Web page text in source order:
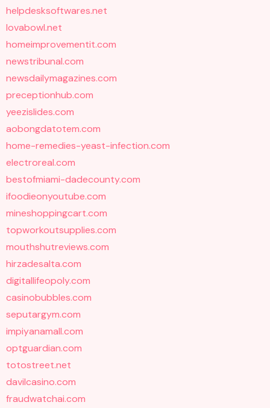
helpdesksoftwares.net
lovabowl.net
homeimprovementit.com
newstribunal.com
newsdailymagazines.com
preceptionhub.com
yeezislides.com
aobongdatotem.com
home-remedies-yeast-infection.com
electroreal.com
bestofmiami-dadecounty.com
ifoodieonyoutube.com
mineshoppingcart.com
topworkoutsupplies.com
mouthshutreviews.com
hirzadesalta.com
digitallifeopoly.com
casinobubbles.com
seputargym.com
impiyanamall.com
optguardian.com
totostreet.net
davilcasino.com
fraudwatchai.com